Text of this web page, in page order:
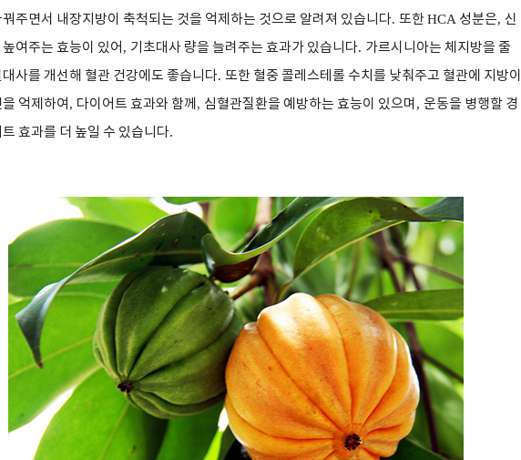
꿔주면서 내장지방이 축척되는 것을 억제하는 것으로 알려져 있습니다. 또한HCA 성분은, 신
여주는 효능이 있어 , 기초대사 량을 늘려주는 효과가 있습니다. 가르시니아는 체지방을 줄
사를 개선해 혈관 건강에도 좋습니다. 또한 혈중 콜레스테롤 수치를 낮춰주고 혈관에 지방이
억제하여 , 다이어트 효과와 함께 , 심혈관질환을 예방하는 효능이 있으며 , 운동을 병행할 경
효과를 더 높일 수 있습니다.